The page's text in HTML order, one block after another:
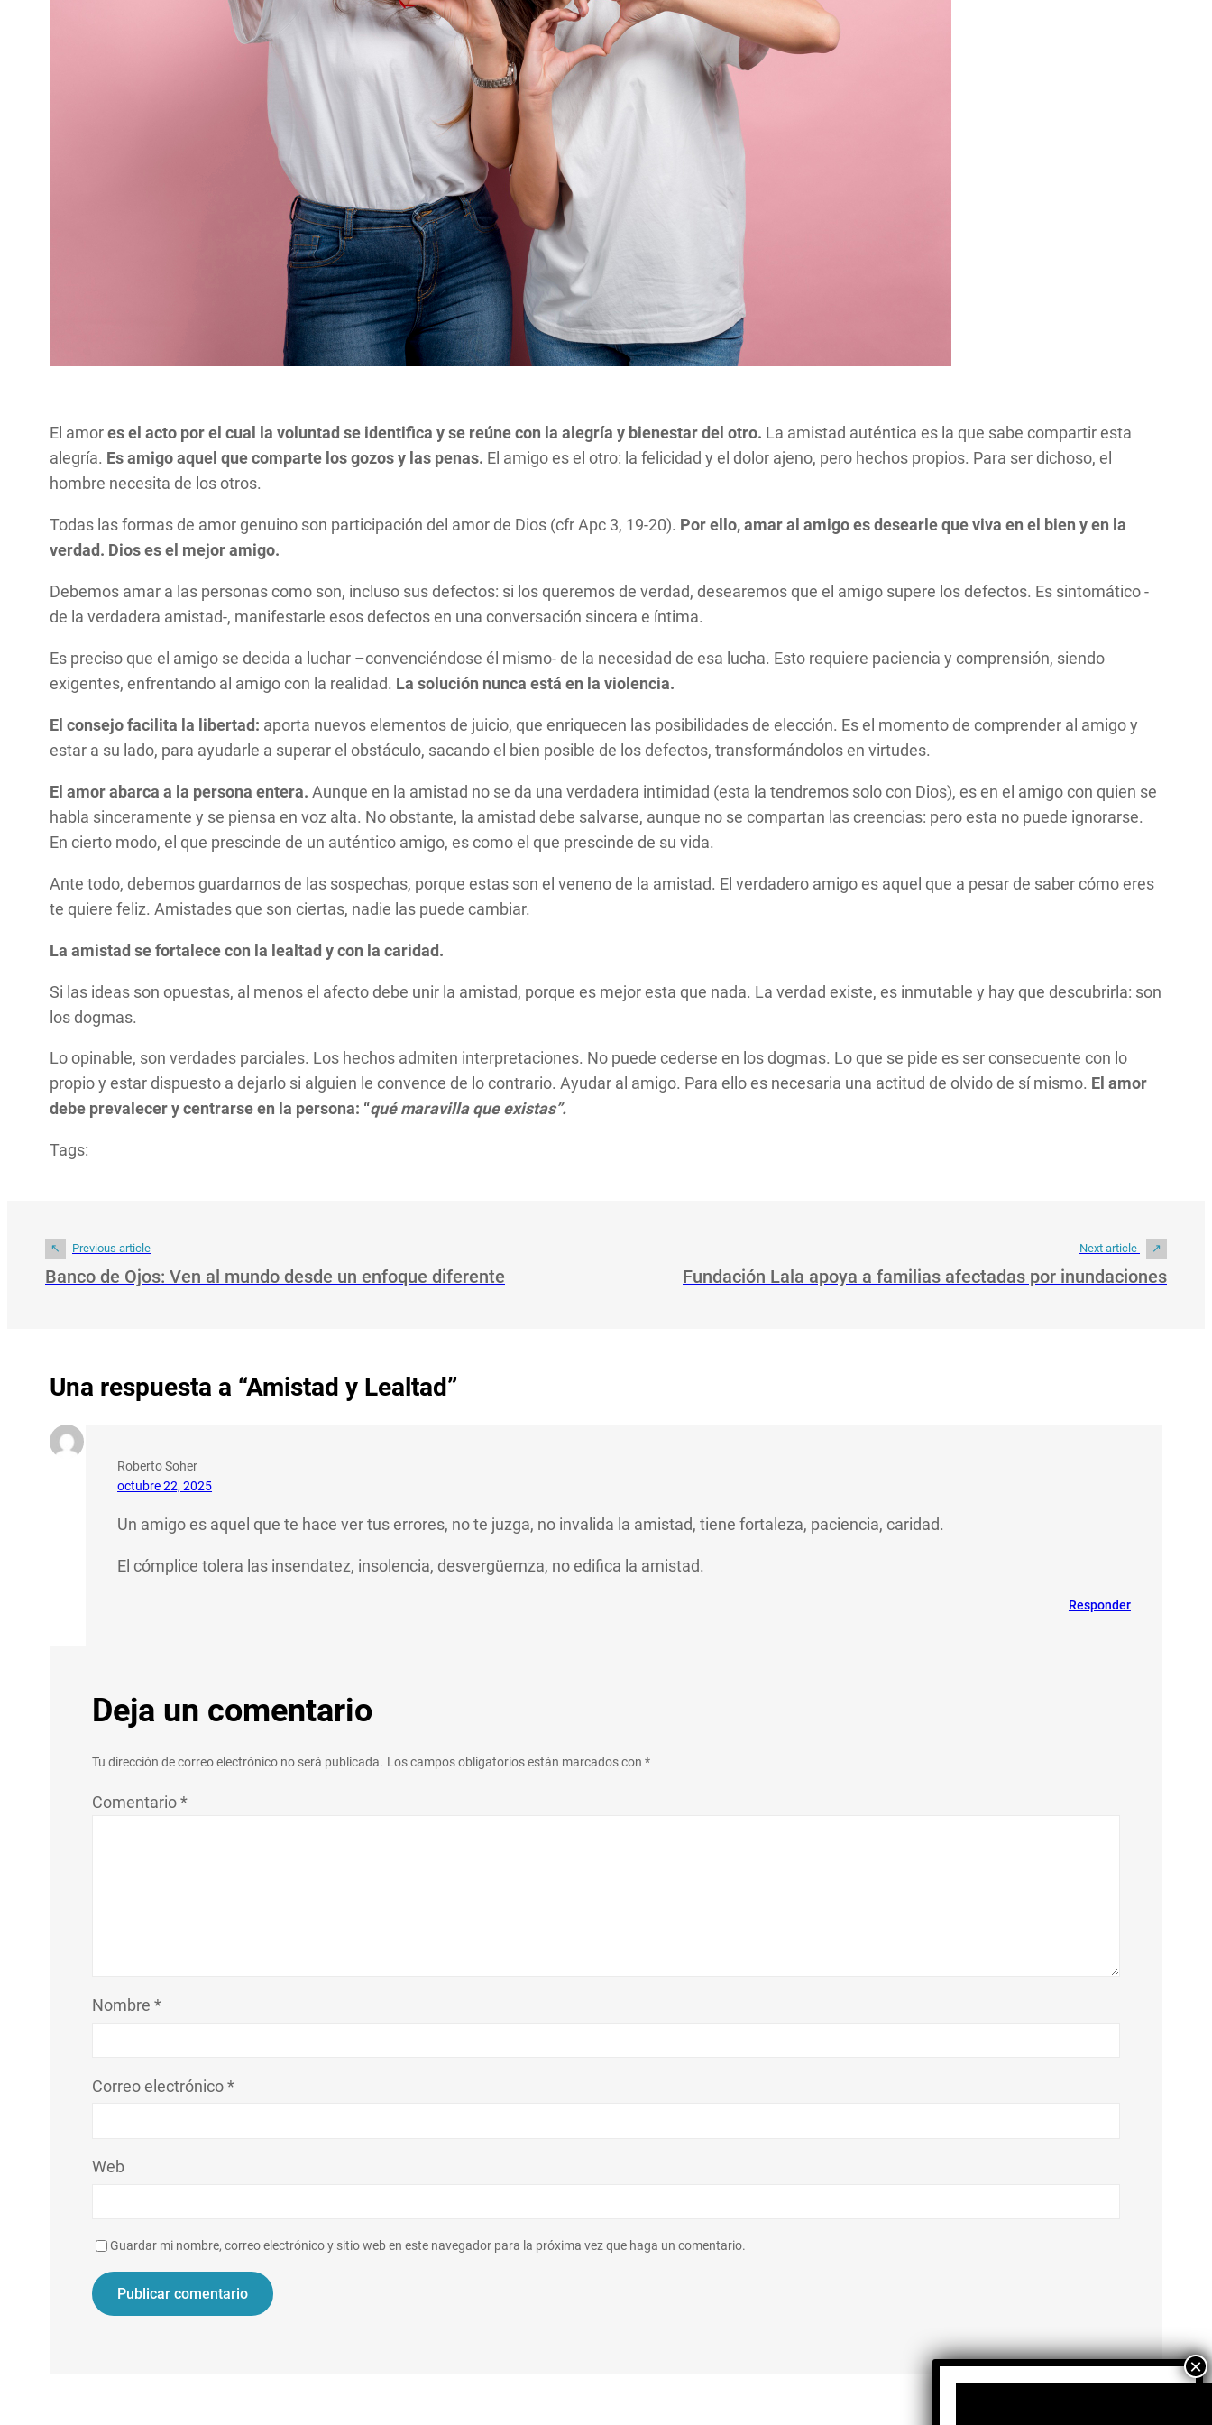
El amores el acto por el cual la voluntad se identifica y se reúne con la alegría y bienestar del otro. La amistad auténtica es la que sabe compartir esta
alegría. Es amigo aquel que comparte los gozos y las penas. El amigo es el otro: la felicidad y el dolor ajeno, pero hechos propios. Para ser dichoso, el
hombre necesita de los otros.
Todas las formas de amor genuino son participación del amor de Dios (cfr Apc 3, 19-20). Por ello, amar al amigo es desearle que viva en el bien y en la
verdad. Dios es el mejor amigo.
Debemos amar a las personas como son, incluso sus defectos: si los queremos de verdad, desearemos que el amigo supere los defectos. Es sintomático -
de la verdadera amistad-, manifestarle esos defectos en una conversación sincera e íntima.
Es preciso que el amigo se decida a luchar –convenciéndose él mismo- de la necesidad de esa lucha. Esto requiere paciencia y comprensión, siendo
exigentes, enfrentando al amigo con la realidad. La solución nunca está en la violencia.
El consejo facilita la libertad: aporta nuevos elementos de juicio, que enriquecen las posibilidades de elección. Es el momento de comprender al amigo y
estar a su lado, para ayudarle a superar el obstáculo, sacando el bien posible de los defectos, transformándolos en virtudes.
El amor abarca a la persona entera.Aunque en la amistad no se da una verdadera intimidad (esta la tendremos solo con Dios), es en el amigo con quien se
habla sinceramente y se piensa en voz alta. No obstante, la amistad debe salvarse, aunque no se compartan las creencias: pero esta no puede ignorarse.
En cierto modo, el que prescinde de un auténtico amigo, es como el que prescinde de su vida.
Ante todo, debemos guardarnos de las sospechas, porque estas son el veneno de la amistad. El verdadero amigo es aquel que a pesar de saber cómo eres
te quiere feliz. Amistades que son ciertas, nadie las puede cambiar.
La amistad se fortalece con la lealtad y con la caridad.
Si las ideas son opuestas, al menos el afecto debe unir la amistad, porque es mejor esta que nada. La verdad existe, es inmutable y hay que descubrirla: son
los dogmas.
Lo opinable, son verdades parciales. Los hechos admiten interpretaciones. No puede cederse en los dogmas. Lo que se pide es ser consecuente con lo
propio y estar dispuesto a dejarlo si alguien le convence de lo contrario. Ayudar al amigo. Para ello es necesaria una actitud de olvido de sí mismo. El amor
debe prevalecer y centrarse en la persona: “qué maravilla que existas”.
Tags:
Previous article
Banco de Ojos: Ven al mundo desde un enfoque diferente
Next article
Fundación Lala apoya a familias afectadas por inundaciones
Una respuesta a “Amistad y Lealtad”
Roberto Soher
octubre 22, 2025
Un amigo es aquel que te hace ver tus errores, no te juzga, no invalida la amistad, tiene fortaleza, paciencia, caridad.
El cómplice tolera las insendatez, insolencia, desvergüernza, no edifica la amistad.
Responder
Deja un comentario
Tu dirección de correo electrónico no será publicada. Los campos obligatorios están marcados con*
Comentario*
Nombre*
Correo electrónico*
Web
Guardar mi nombre, correo electrónico y sitio web en este navegador para la próxima vez que haga un comentario.